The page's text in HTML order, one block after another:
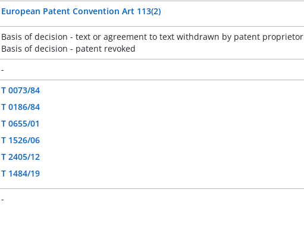
European Patent Convention Art 113(2)
Basis of decision - text or agreement to text withdrawn by patent proprietor
Basis of decision - patent revoked
-
T 0073/84
T 0186/84
T 0655/01
T 1526/06
T 2405/12
T 1484/19
-